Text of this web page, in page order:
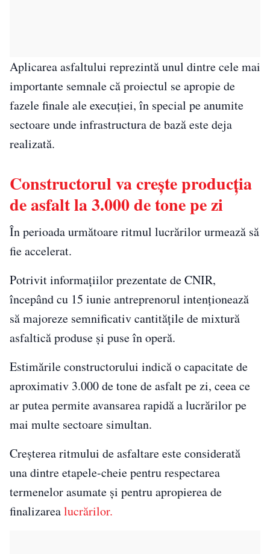
Aplicarea asfaltului reprezintă unul dintre cele mai
importante semnale că proiectul se apropie de
fazele finale ale execuției, în special pe anumite
sectoare unde infrastructura de bază este deja
realizată.
Constructorul va crește producția
de asfalt la 3.000 de tone pe zi
În perioada următoare ritmul lucrărilor urmează să
fie accelerat.
Potrivit informațiilor prezentate de CNIR,
începând cu 15 iunie antreprenorul intenționează
să majoreze semnificativ cantitățile de mixtură
asfaltică produse și puse în operă.
Estimările constructorului indică o capacitate de
aproximativ 3.000 de tone de asfalt pe zi, ceea ce
ar putea permite avansarea rapidă a lucrărilor pe
mai multe sectoare simultan.
Creșterea ritmului de asfaltare este considerată
una dintre etapele-cheie pentru respectarea
termenelor asumate și pentru apropierea de
finalizarealucrărilor.